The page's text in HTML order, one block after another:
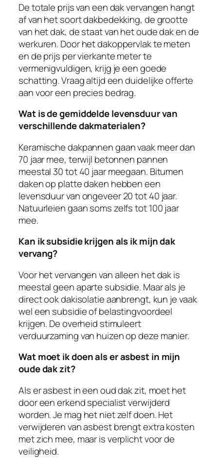
De totale prijs van een dak vervangen hangt
af van het soort dakbedekking, de grootte
van het dak, de staat van het oude dak en de
werkuren. Door het dakoppervlak te meten
en de prijs per vierkante meter te
vermenigvuldigen, krijg je een goede
schatting. Vraag altijd een duidelijke offerte
aan voor een precies bedrag.
Wat is de gemiddelde levensduur van
verschillende dakmaterialen?
Keramische dakpannen gaan vaak meer dan
70 jaar mee, terwijl betonnen pannen
meestal 30 tot 40 jaar meegaan. Bitumen
daken op platte daken hebben een
levensduur van ongeveer 20 tot 40 jaar.
Natuurleien gaan soms zelfs tot 100 jaar
mee.
Kan ik subsidie krijgen als ik mijn dak
vervang?
Voor het vervangen van alleen het dak is
meestal geen aparte subsidie. Maar als je
direct ook dakisolatie aanbrengt, kun je vaak
wel een subsidie of belastingvoordeel
krijgen. De overheid stimuleert
verduurzaming van huizen op deze manier.
Wat moet ik doen als er asbest in mijn
oude dak zit?
Als er asbest in een oud dak zit, moet het
door een erkend specialist verwijderd
worden. Je mag het niet zelf doen. Het
verwijderen van asbest brengt extra kosten
met zich mee, maar is verplicht voor de
veiligheid.